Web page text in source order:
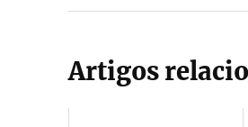
Artigos